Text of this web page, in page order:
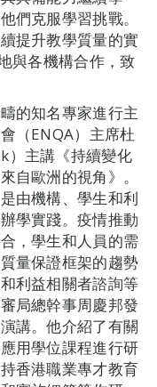
們克服學習挑戰。
提升教學質量的實
與各機構合作，致
的知名專家進行主
（ENQA）主席杜
）主講《持續變化
歐洲的視角》。
由機構、學生和利
學實踐。疫情推動
，學生和人員的需
量保證框架的趨勢
利益相關者諮詢等
局總幹事周慶邦發
講。他介紹了有關
用學位課程進行研
香港職業專才教育